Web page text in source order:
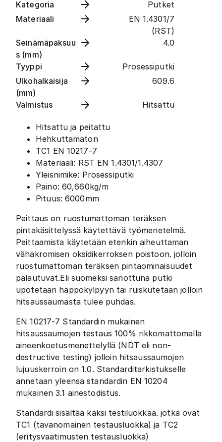
Kategoria
Putket
Materiaali
EN 1.4301/7
(RST)
Seinämäpaksuu
s (mm)
4.0
Tyyppi
Prosessiputki
Ulkohalkaisija
(mm)
609.6
Valmistus Hitsattu
Hitsattu ja peitattu
Hehkuttamaton
TC1 EN 10217-7
Materiaali: RST EN 1.4301/1.4307
Yleisnimike: Prosessiputki
Paino: 60,660kg/m
Pituus: 6000mm
Peittaus on ruostumattoman teräksen
pintakäsittelyssä käytettävä työmenetelmä.
Peittaamista käytetään etenkin aiheuttaman
vähäkromisen oksidikerroksen poistoon. jolloin
ruostumattoman teräksen pintaominaisuudet
palautuvat.Eli suomeksi sanottuna putki
upotetaan happokylpyyn tai ruiskutetaan jolloin
hitsaussaumasta tulee puhdas.
EN 10217-7 Standardin mukainen
hitsaussaumojen testaus 100% rikkomattomalla
aineenkoetusmenettelyllä (NDT eli non-
destructive testing) jolloin hitsaussaumojen
lujuuskerroin on 1.0. Standarditarkistukselle
annetaan yleensä standardin EN 10204
mukainen 3.1 ainestodistus.
Standardi sisältää kaksi testiluokkaa. jotka ovat
TC1 (tavanomainen testausluokka) ja TC2
(eritysvaatimusten testausluokka)